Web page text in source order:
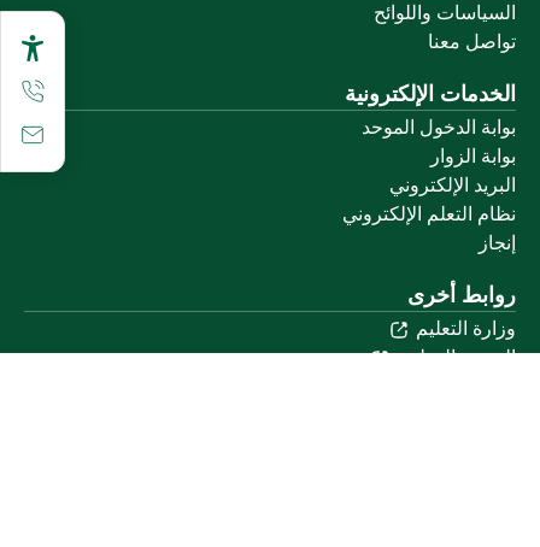
السياسات واللوائح
تواصل معنا
الخدمات الإلكترونية
بوابة الدخول الموحد
بوابة الزوار
البريد الإلكتروني
نظام التعلم الإلكتروني
إنجاز
روابط أخرى
وزارة التعليم
المنصة الوطنية